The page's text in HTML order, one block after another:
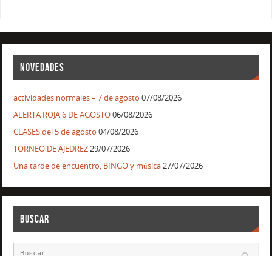
NOVEDADES
actividades normales – 7 de agosto 07/08/2026
ALERTA ROJA 6 DE AGOSTO06/08/2026
CLASES del 5 de agosto 04/08/2026
TORNEO DE AJEDREZ29/07/2026
Una tarde de encuentro, BINGO y música27/07/2026
BUSCAR